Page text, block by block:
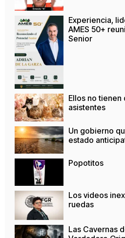
Experiencia,
AMES 50+
Senior
Ellos no
asistentes
Un gobierno
estado
Popotitos
Los videos
ruedas
Las Cavernas